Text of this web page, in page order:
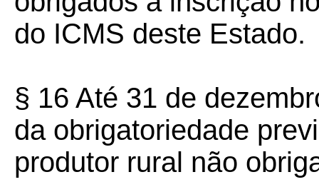
do ICMS deste Estado.
§ 16 Até 31 de
da obrigatoriedade
produtor rural não